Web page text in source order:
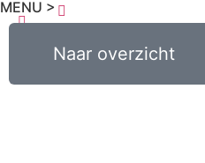
MENU >
Naar overzicht
0,00 0